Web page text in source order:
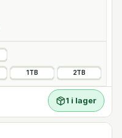
1TB 2TB
1 i lager